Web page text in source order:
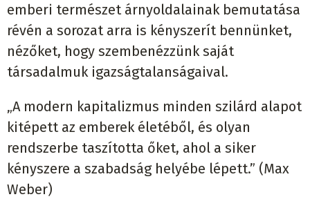
emberi természet árnyoldalainak bemutatása
révén a sorozat arra is kényszerít bennünket,
nézőket, hogy szembenézzünk saját
társadalmuk igazságtalanságaival.
„A modern kapitalizmus minden szilárd alapot
kitépett az emberek életéből, és olyan
rendszerbe taszította őket, ahol a siker
kényszere a szabadság helyébe lépett.” (Max
Weber)